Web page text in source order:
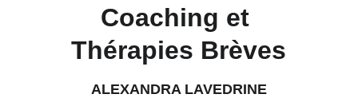
ALEXANDRA LAVEDRINE
Coaching et
Thérapies Brèves